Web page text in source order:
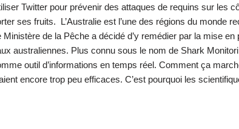
Twitter pour prévenir des attaques de requins sur les
ses fruits. L’Australie est l’une des régions du monde
Ministère de la Pêche a décidé d’y remédier par la mise
australiennes. Plus connu sous le nom de Shark
outil d’informations en temps réel. Comment ça
encore trop peu efficaces. C’est pourquoi les